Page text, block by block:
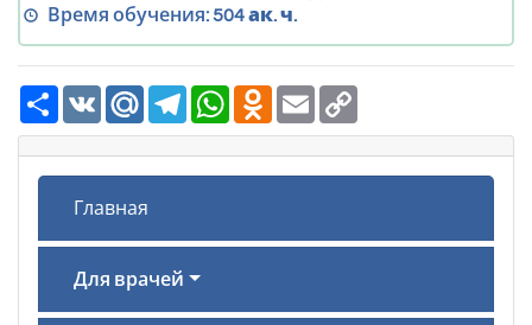
Время обучения:504 ак. ч.
РесурсVK Mail.Ru TelegramWhatsAppOdnoklassniki
Email
Главная
Для врачей